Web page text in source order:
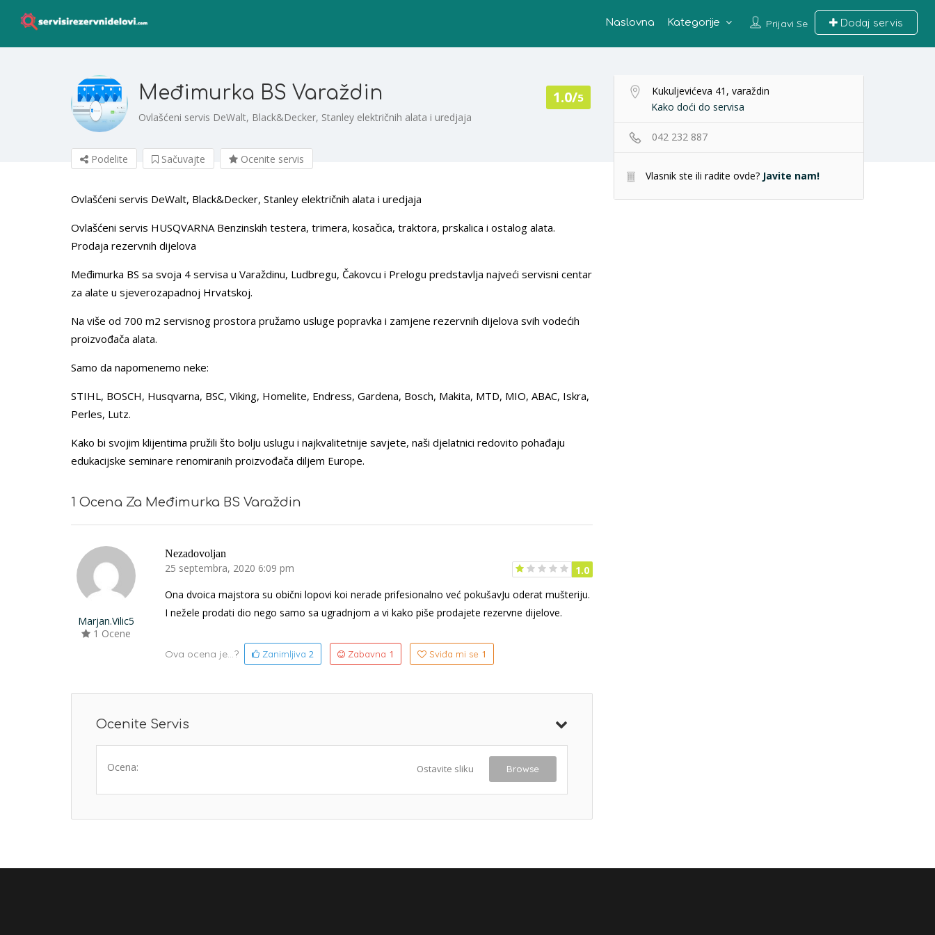
Prijavi Se Dodaj servis
Naslovna Kategorije
Međimurka BS Varaždin
Ovlašćeni servis DeWalt, Black&Decker, Stanley električnih alata i uredjaja
1.0/5
Podelite Sačuvajte Ocenite servis
Kukuljevićeva 41, varaždin
Kako doći do servisa
042 232 887
Vlasnik ste ili radite ovde? Javite nam!
Ovlašćeni servis DeWalt, Black&Decker, Stanley električnih alata i uredjaja
Ovlašćeni servis HUSQVARNA Benzinskih testera, trimera, kosačica, traktora, prskalica i ostalog alata.
Prodaja rezervnih dijelova
Međimurka BS sa svoja 4 servisa u Varaždinu, Ludbregu, Čakovcu i Prelogu predstavlja najveći servisni centar
za alate u sjeverozapadnoj Hrvatskoj.
Na više od 700 m2 servisnog prostora pružamo usluge popravka i zamjene rezervnih dijelova svih vodećih
proizvođača alata.
Samo da napomenemo neke:
STIHL, BOSCH, Husqvarna, BSC, Viking, Homelite, Endress, Gardena, Bosch, Makita, MTD, MIO, ABAC, Iskra,
Perles, Lutz.
Kako bi svojim klijentima pružili što bolju uslugu i najkvalitetnije savjete, naši djelatnici redovito pohađaju
edukacijske seminare renomiranih proizvođača diljem Europe.
1 Ocena Za Međimurka BS Varaždin
Marjan.vilic5
1 Ocene
Nezadovoljan
25 septembra, 2020 6:09 pm
1.0
Ona dvoica majstora su obični lopovi koi nerade prifesionalno već pokušavJu oderat mušteriju.
I nežele prodati dio nego samo sa ugradnjom a vi kako piše prodajete rezervne dijelove.
Ova ocena je...? Zanimljiva 2 Zabavna 1 Sviđa mi se 1
Ocenite Servis
Ocena: Ostavite sliku Browse